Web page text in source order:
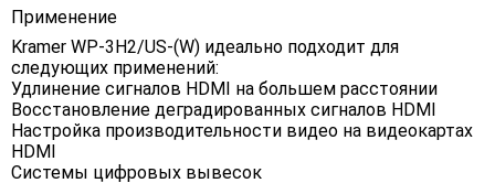
Применение
Kramer WP-3H2/US-(W) идеально подходит для
следующих применений:
Удлинение сигналов HDMI на большем расстоянии
Восстановление деградированных сигналов HDMI
Настройка производительности видео на видеокартах
HDMI
Системы цифровых вывесок